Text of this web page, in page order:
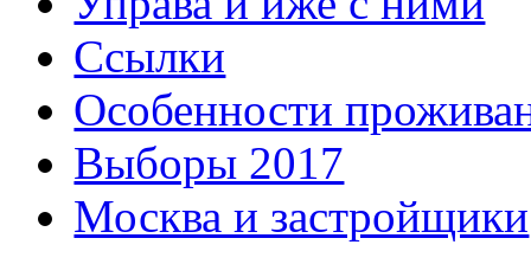
Ссылки
Особенности
Выборы 2017
Москва и застройщики